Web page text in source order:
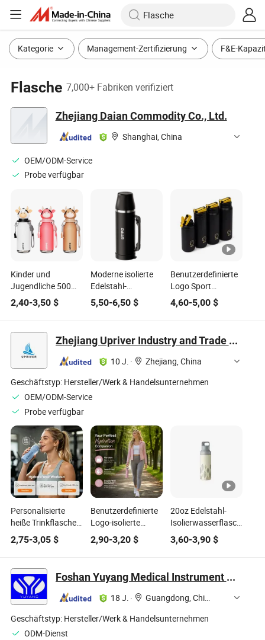
Kategorie Management-Zertifizierung F&E-
Flasche 7,000+ Fabriken verifiziert
Zhejiang Daian Commodity Co., Ltd.
Shanghai, China
OEM/ODM-Service
Probe verfügbar
Kinder und
Jugendliche 500ml
Edelstahl-
Wasserflasche mit
weichem Tierkopf
2,40-3,50 $
Moderne isolierte
Edelstahl-
Wanderwasserflasche
Set -
Umweltfreundliches
5,50-6,50$
Benutzerdefinierte
Logo Sport
Wasserflasche 32
Oz Vakuumisolierte
Edelstahl
Wasserflasche mit
Auslaufdeckel
Auslaufsicher
Doppeltwandige
Wasserflasche
4,60-5,00$
Zhejiang Upriver Industry and Trade Co., Ltd
10 J. ·
Zhejiang, China
Geschäftstyp: Hersteller/Werk & Handelsunternehmen
OEM/ODM-Service
Probe verfügbar
Personalisierte
heiße Trinkflasche
aus Edelstahl,
tragbare
Wasserflasche für
den Outdoor-Sport,
Reise-
Kupferflasche für
Kinder, isolierte
thermische
Wasserflasche mit
2,75-3,05 $
Benutzerdefinierte
Logo-isolierte
Edelstahl-Außen-
Kinder-
Thermowasserflasche
für Fitness, Reisen,
Schule, BPA-frei,
Sporttrinkflasche
für heiße Getränke,
Kupferwasserflasche
2,90-3,20$
20oz Edelstahl-
Isolierwasserflasche
mit
Schnellöffnungsdeckel
für das
3,60-3,90$
Foshan Yuyang Medical Instrument Co., Ltd
18 J. ·
Guangdong, China
Geschäftstyp: Hersteller/Werk & Handelsunternehmen
ODM-Dienst